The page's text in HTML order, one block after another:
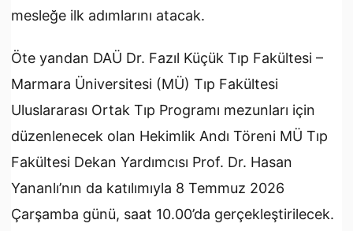
mesleğe ilk adımlarını atacak.
Öte yandan DAÜ Dr. Fazıl Küçük Tıp Fakültesi –
Marmara Üniversitesi (MÜ) Tıp Fakültesi
Uluslararası Ortak Tıp Programı mezunları için
düzenlenecek olan Hekimlik Andı Töreni MÜ Tıp
Fakültesi Dekan Yardımcısı Prof. Dr. Hasan
Yananlı’nın da katılımıyla 8 Temmuz 2026
Çarşamba günü, saat 10.00’da gerçekleştirilecek.